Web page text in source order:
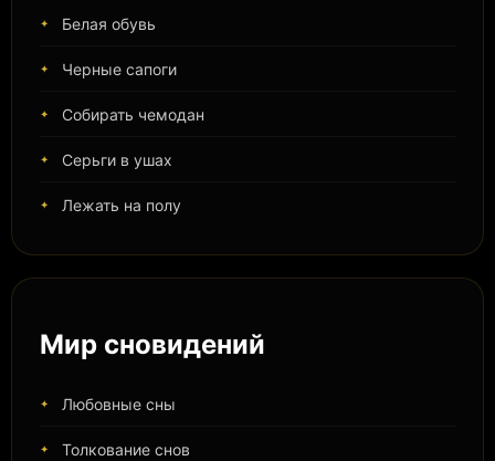
Белая обувь
Черные сапоги
Собирать чемодан
Серьги в ушах
Лежать на полу
Мир сновидений
Любовные сны
Толкование снов